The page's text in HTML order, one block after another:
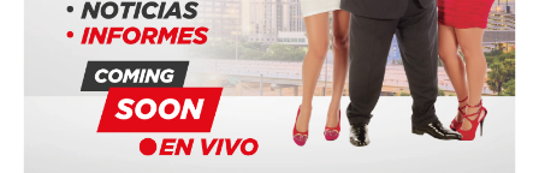
manifestó que la información publicada este martes
responde a “una campaña calculada” de difamación basada
en “información engañosa y dañina”, y señala que “no es
coincidencia” que aparezca justo cuando la pareja se
dispone a hablar “honesta y abiertamente sobre su
experiencia en los últimos años”.
#Innovación #AirInvictus #Europa #EnfoqueNow